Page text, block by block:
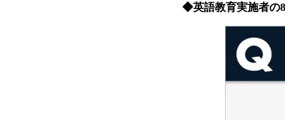
◆英語教育実施者の